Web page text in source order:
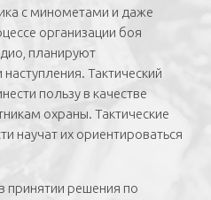
с минометами и даже
организации боя
планируют
Тактический
пользу в качестве
охраны. Тактические
научат их ориентироваться
принятии решения по